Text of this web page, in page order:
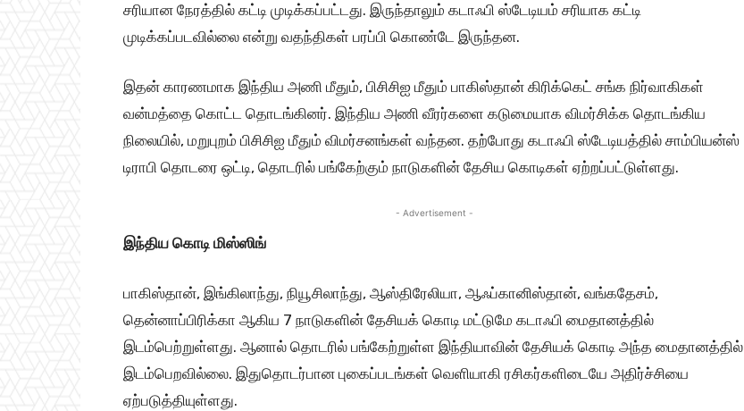
சரியான நேரத்தில் கட்டி முடிக்கப்பட்டது. இருந்தாலும் கடாஃபி ஸ்டேடியம் சரியாக கட்டி
முடிக்கப்படவில்லை என்று வதந்திகள் பரப்பி கொண்டே இருந்தன.
இதன் காரணமாக இந்திய அணி மீதும், பிசிசிஐ மீதும் பாகிஸ்தான் கிரிக்கெட் சங்க நிர்வாகிகள்
வன்மத்தை கொட்ட தொடங்கினர். இந்திய அணி வீரர்களை கடுமையாக விமர்சிக்க தொடங்கிய
நிலையில், மறுபுறம் பிசிசிஐ மீதும் விமர்சனங்கள் வந்தன. தற்போது கடாஃபி ஸ்டேடியத்தில் சாம்பியன்ஸ்
டிராபி தொடரை ஒட்டி, தொடரில் பங்கேற்கும் நாடுகளின் தேசிய கொடிகள் ஏற்றப்பட்டுள்ளது.
- Advertisement -
இந்திய கொடி மிஸ்ஸிங்
பாகிஸ்தான், இங்கிலாந்து, நியூசிலாந்து, ஆஸ்திரேலியா, ஆஃப்கானிஸ்தான், வங்கதேசம்,
தென்னாப்பிரிக்கா ஆகிய 7 நாடுகளின் தேசியக் கொடி மட்டுமே கடாஃபி மைதானத்தில்
இடம்பெற்றுள்ளது. ஆனால் தொடரில் பங்கேற்றுள்ள இந்தியாவின் தேசியக் கொடி அந்த மைதானத்தில்
இடம்பெறவில்லை. இதுதொடர்பான புகைப்படங்கள் வெளியாகி ரசிகர்களிடையே அதிர்ச்சியை
ஏற்படுத்தியுள்ளது.